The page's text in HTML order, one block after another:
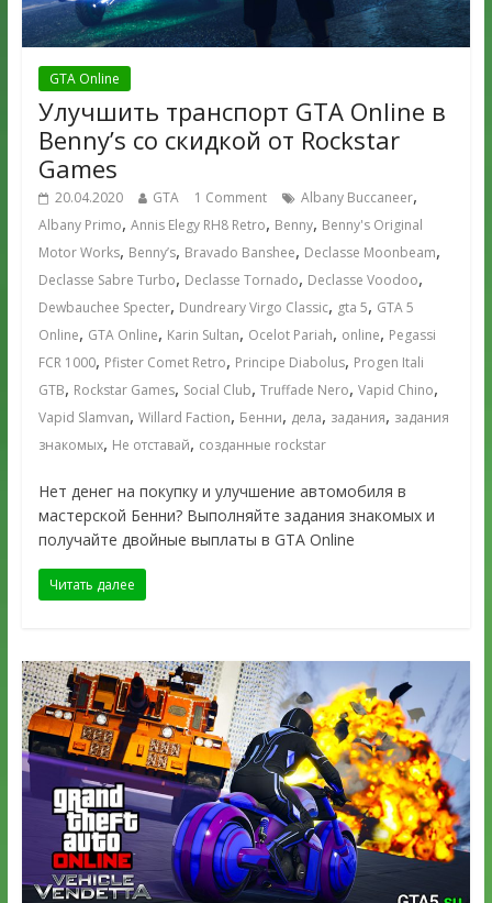
GTA Online
Улучшить транспорт GTA Online в
Benny’s со скидкой от Rockstar
Games
20.04.2020 GTA 1 Comment Albany Buccaneer,
Albany Primo, Annis Elegy RH8 Retro, Benny, Benny's Original
Motor Works, Benny’s, Bravado Banshee, Declasse Moonbeam,
Declasse Sabre Turbo, Declasse Tornado, Declasse Voodoo,
Dewbauchee Specter, Dundreary Virgo Classic, gta 5, GTA 5
Online, GTA Online, Karin Sultan, Ocelot Pariah, online, Pegassi
FCR 1000, Pfister Comet Retro, Principe Diabolus, Progen Itali
GTB, Rockstar Games, Social Club, Truffade Nero, Vapid Chino,
Vapid Slamvan, Willard Faction, Бенни, дела, задания, задания
знакомых, Не отставай, созданные rockstar
Нет денег на покупку и улучшение автомобиля в
мастерской Бенни? Выполняйте задания знакомых и
получайте двойные выплаты в GTA Online
Читать далее